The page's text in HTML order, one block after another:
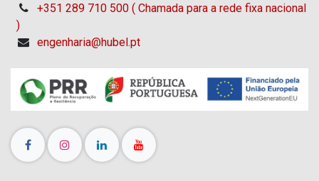
+351 289 710 500 ( Chamada para a rede fixa nacional
)
engenharia@hubel.pt